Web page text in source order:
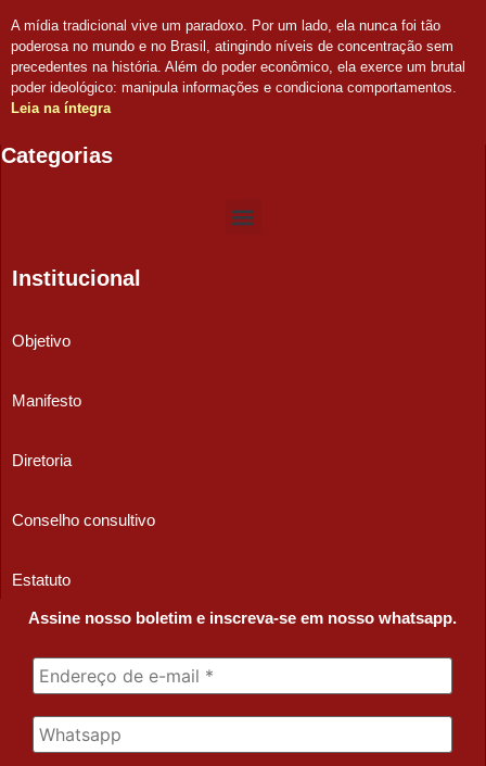
A mídia tradicional vive um paradoxo. Por um lado, ela nunca foi tão
poderosa no mundo e no Brasil, atingindo níveis de concentração sem
precedentes na história. Além do poder econômico, ela exerce um brutal
poder ideológico: manipula informações e condiciona comportamentos.
Leia na íntegra
Categorias
Institucional
Objetivo
Manifesto
Diretoria
Conselho consultivo
Estatuto
Assine nosso boletim e inscreva-se em nosso whatsapp.